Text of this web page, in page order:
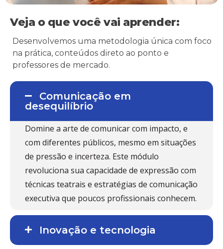
Veja o que você vai aprender:
Desenvolvemos uma metodologia única com foco
na prática, conteúdos direto ao ponto e
professores de mercado.
Comunicação em
desequilíbrio
Domine a arte de comunicar com impacto, e
com diferentes públicos, mesmo em situações
de pressão e incerteza. Este módulo
revoluciona sua capacidade de expressão com
técnicas teatrais e estratégias de comunicação
executiva que poucos profissionais conhecem.
Inovação e tecnologia